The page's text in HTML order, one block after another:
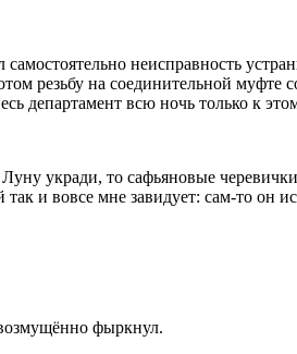
неисправность
резьбу на соединительной муфте
департамент всю ночь только к
укради, то сафьяновые черевички
и вовсе мне завидует: сам-то он
фыркнул.